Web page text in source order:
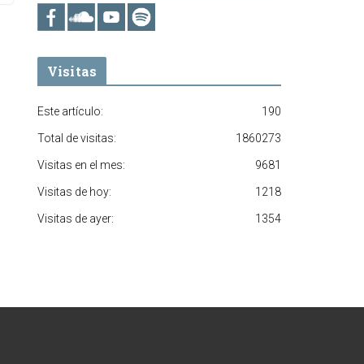
Visitas
190
Este artículo:
1860273
Total de visitas:
9681
Visitas en el mes:
1218
Visitas de hoy:
1354
Visitas de ayer: